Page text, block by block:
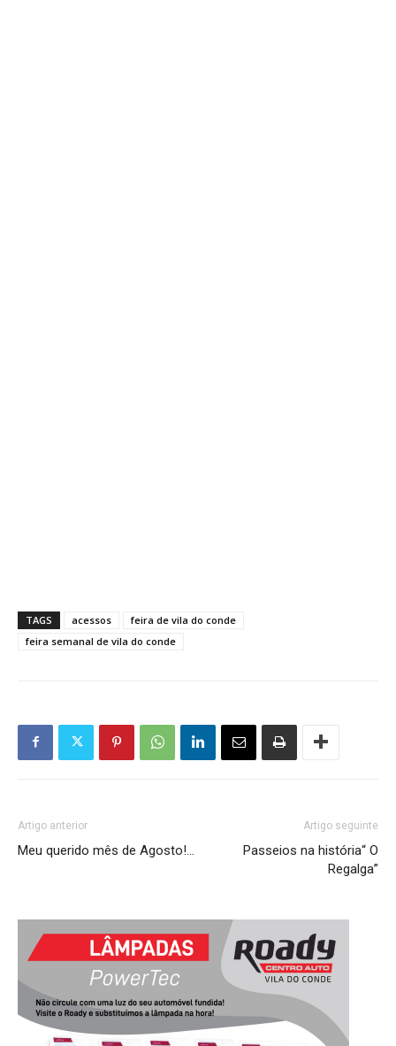
TAGS acessos
feira de vila do conde
feira semanal de vila do conde
Artigo anterior
Meu querido mês de Agosto!…
Artigo seguinte
Passeios na história“ O
Regalga”